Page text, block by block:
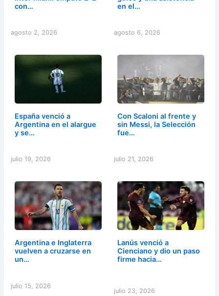
con…
agosto 2, 2026
en el…
agosto 6, 2026
España venció a
Argentina en el alargue
y se…
julio 19, 2026
Con Scaloni al frente y
sin Messi, la Selección
fue…
julio 21, 2026
Argentina e Inglaterra
vuelven a cruzarse en
un…
julio 15, 2026
Lanús venció a
Cienciano y dio un paso
firme hacia…
julio 23, 2026